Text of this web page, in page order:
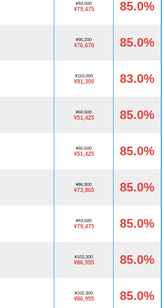
¥93,500
¥79,475 85.0%
¥90,200
¥76,670 85.0%
¥110,000
¥91,300 83.0%
¥60,500
¥51,425 85.0%
¥60,500
¥51,425 85.0%
¥86,900
¥73,865 85.0%
¥93,500
¥79,475 85.0%
¥102,300
¥86,955 85.0%
¥102,300
¥86,955 85.0%